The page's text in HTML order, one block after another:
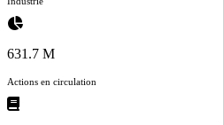
631.7 M
Actions en circulation